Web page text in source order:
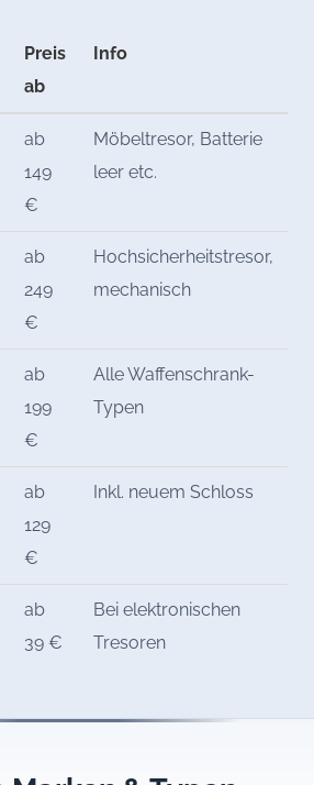
Preis
ab
Info
ab
149
€
Möbeltresor, Batterie
leer etc.
ab
249
€
Hochsicherheitstresor,
mechanisch
ab
199
€
Alle Waffenschrank-
Typen
ab
129
€
Inkl. neuem Schloss
ab
39 €
Bei elektronischen
Tresoren